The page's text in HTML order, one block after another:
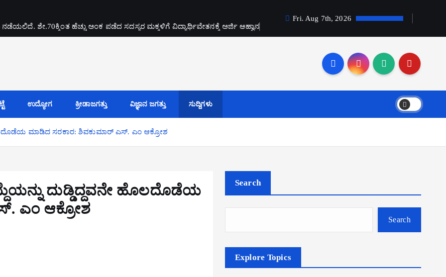
ಶೇ.70ಕ್ಕಿಂತ ಹೆಚ್ಚು ಅಂಕ ಪಡೆದ ಸದಸ್ಯರ ಮಕ್ಕಳಿಗೆ ವಿದ್ಯಾರ್ಥಿವೇತನಕ್ಕೆ ಅರ್ಜಿ ಆಹ್ವಾನ
Fri. Aug 7th, 2026
ಉದ್ಯೋಗ ಕ್ರೀಡಾಜಗತ್ತು ವಿಜ್ಞಾನ ಜಗತ್ತು ಸುದ್ದಿಗಳು
ಮಾಡಿದ ಸರಕಾರ: ಶಿವಕುಮಾರ್ ಎಸ್. ಎಂ ಆಕ್ರೋಶ
ದುಡ್ಡಿದ್ದವನೇ ಹೊಲದೊಡೆಯ
ಎಂ ಆಕ್ರೋಶ
Search
Search
Explore Topics